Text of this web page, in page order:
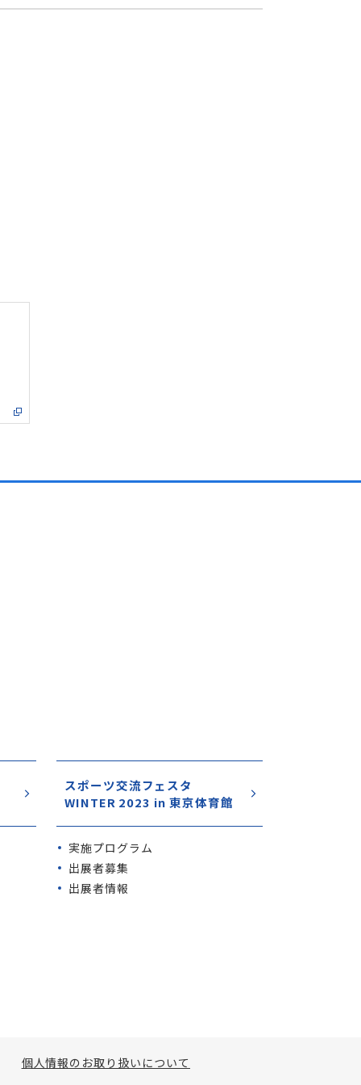
スポーツ交流フェスタ
WINTER 2023 in 東京体育館
実施プログラム
出展者募集
出展者情報
個人情報のお取り扱いについて